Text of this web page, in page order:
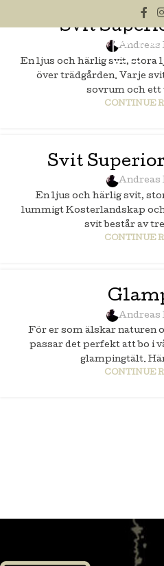
Svit
Andreas
En ljus och härlig svit, stora
över trädgården. Varje
sovrum och ett
CONTINUE
Svit
Andreas
En ljus och härlig svit,
lummigt Kosterlandskap
svit består av
CONTINUE
Andreas
För er som älskar naturen
passar det perfekt att bo i
glampingtält.
CONTINUE